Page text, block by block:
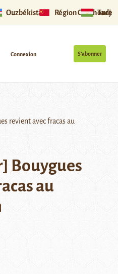
Ouzbékistan Région Ouïghoure
S’abonner
Connexion
revient avec fracas au
Bouygues
au